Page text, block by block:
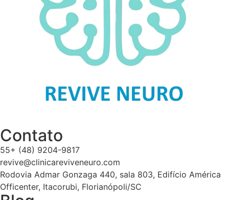
Contato
55+ (48) 9204-9817
revive@clinicareviveneuro.com
Rodovia Admar Gonzaga 440, sala 803, Edifício América
Officenter, Itacorubi, Florianópoli/SC